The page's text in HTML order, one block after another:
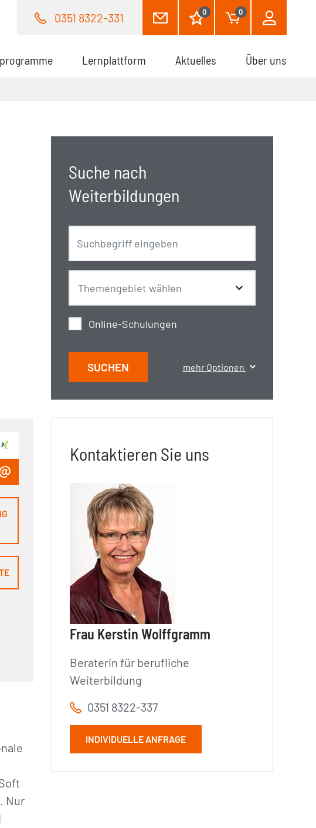
0351 8322-331 0 0
Lernplattform Aktuelles Über uns
Nur
Suche nach
Weiterbildungen
Online-Schulungen
SUCHEN mehr Optionen
Kontaktieren Sie uns
Frau Kerstin Wolffgramm
Beraterin für berufliche
Weiterbildung
0351 8322-337
INDIVIDUELLE ANFRAGE